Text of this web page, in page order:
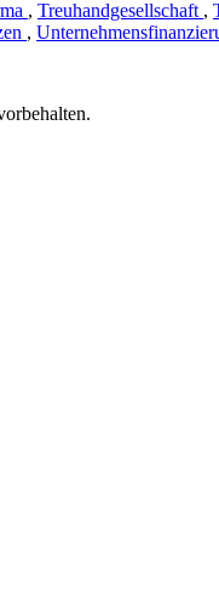
, Treuhandgesellschaft ,
,